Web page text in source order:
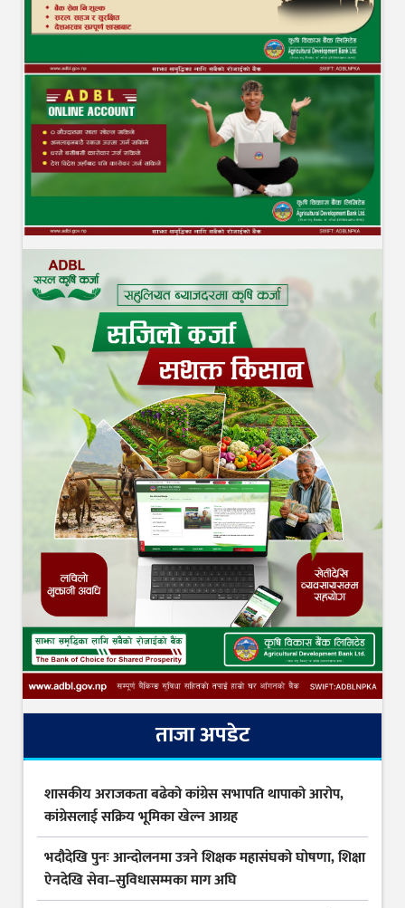
ताजा अपडेट
शासकीय अराजकता बढेको कांग्रेस सभापति थापाको आरोप,
कांग्रेसलाई सक्रिय भूमिका खेल्न आग्रह
भदौदेखि पुनः आन्दोलनमा उत्रने शिक्षक महासंघको घोषणा, शिक्षा
ऐनदेखि सेवा–सुविधासम्मका माग अघि